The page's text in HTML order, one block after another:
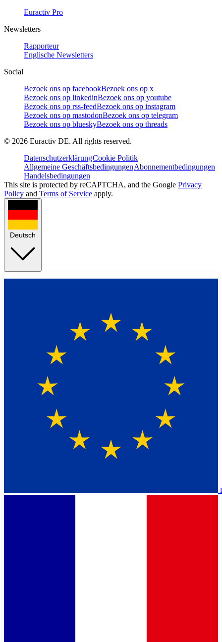
Euractiv Pro
Newsletters
Rapporteur
Englische Newsletters
Social
Bezoek ons op facebookBezoek ons op x
Bezoek ons op linkedinBezoek ons op youtube
Bezoek ons op rss-feedBezoek ons op instagram
Bezoek ons op mastodonBezoek ons op telegram
Bezoek ons op blueskyBezoek ons op threads
© 2026 Euractiv DE. All rights reserved.
DatenschutzerklärungCookie Politik
Allgemeine GeschäftsbedingungenAbonnementbedingungen
Handelsbedingungen
This site is protected by reCAPTCHA, and the Google Privacy
Policy and Terms of Service apply.
Deutsch